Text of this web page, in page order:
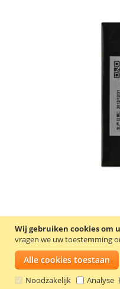
Wij gebruiken cookies om
vragen we uw toestemming
Alle cookies toestaan
Noodzakelijk Analyse